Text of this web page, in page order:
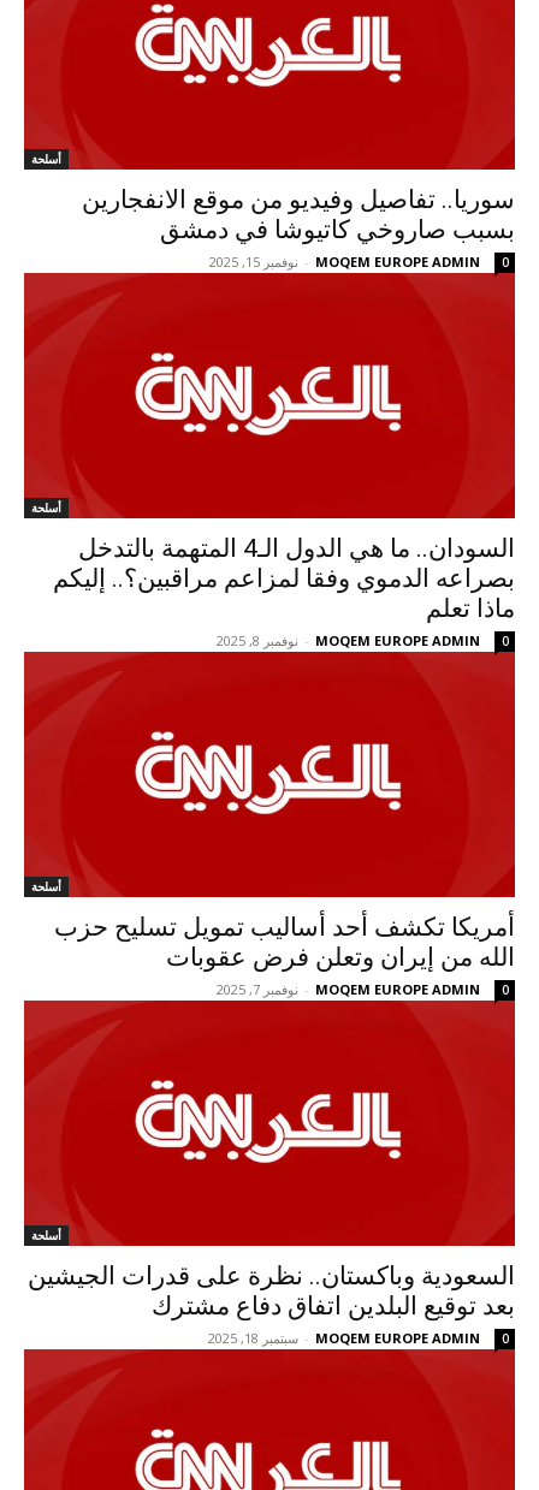
أسلحة
سوريا.. تفاصيل وفيديو من موقع الانفجارين
بسبب صاروخي كاتيوشا في دمشق
MOQEM EUROPE ADMIN
- نوفمبر 15, 2025 0
أسلحة
السودان.. ما هي الدول الـ4 المتهمة بالتدخل
بصراعه الدموي وفقا لمزاعم مراقبين؟.. إليكم
ماذا تعلم
MOQEM EUROPE ADMIN
- نوفمبر 8, 2025 0
أسلحة
أمريكا تكشف أحد أساليب تمويل تسليح حزب
الله من إيران وتعلن فرض عقوبات
MOQEM EUROPE ADMIN
- نوفمبر 7, 2025 0
أسلحة
السعودية وباكستان.. نظرة على قدرات الجيشين
بعد توقيع البلدين اتفاق دفاع مشترك
MOQEM EUROPE ADMIN
- سبتمبر 18, 2025 0